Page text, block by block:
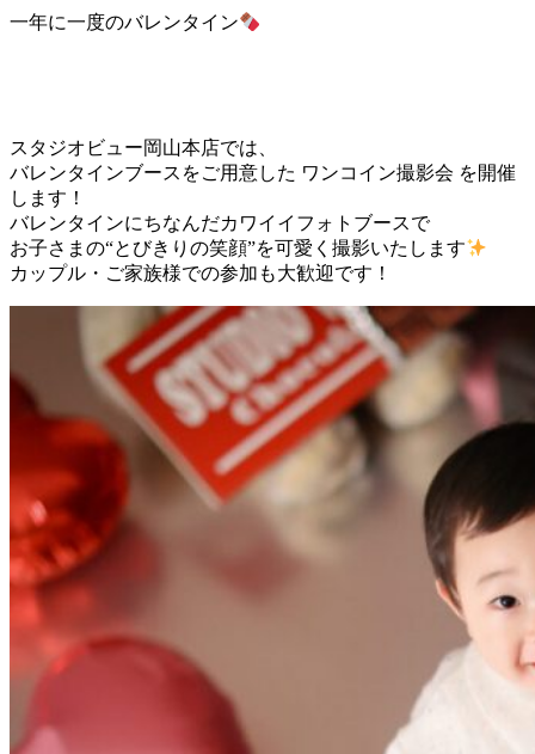
一年に一度のバレンタイン
スタジオビュー岡山本店では、
バレンタインブースをご用意した ワンコイン撮影会 を開催
します！
バレンタインにちなんだカワイイフォトブースで
お子さまの“とびきりの笑顔”を可愛く撮影いたします
カップル・ご家族様での参加も大歓迎です！